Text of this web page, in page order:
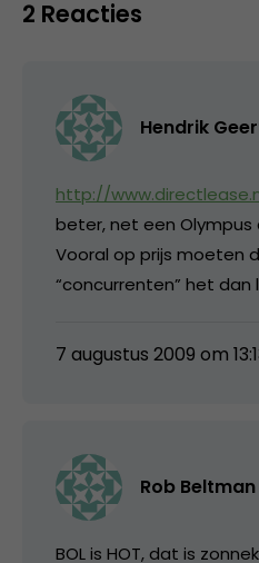
2 Reacties
Hendrik
http://
beter, net een
Vooral op prijs moeten
“concurrenten” het
7 augustus 2009 om
Rob Beltman
BOL is HOT, dat is